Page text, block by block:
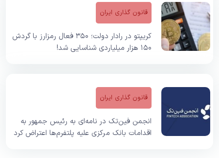
قانون گذاری ایران
کریپتو در رادار دولت؛ ۳۵۰ فعال رمزارز با گردش
۱۵۰ هزار میلیاردی شناسایی شد!
قانون گذاری ایران
انجمن فین‌تک در نامه‌ای به رئیس جمهور به
اقدامات بانک مرکزی علیه پلتفرم‌ها اعتراض کرد